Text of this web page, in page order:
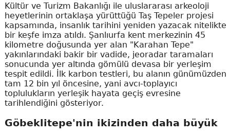
Kültür ve Turizm Bakanlığı ile uluslararası arkeoloji
heyetlerinin ortaklaşa yürüttüğü Taş Tepeler projesi
kapsamında, insanlık tarihini yeniden yazacak nitelikte
bir keşfe imza atıldı. Şanlıurfa kent merkezinin 45
kilometre doğusunda yer alan "Karahan Tepe"
yakınlarındaki bakir bir vadide, jeoradar taramaları
sonucunda yer altında gömülü devasa bir yerleşim
tespit edildi. İlk karbon testleri, bu alanın günümüzden
tam 12 bin yıl öncesine, yani avcı-toplayıcı
toplulukların yerleşik hayata geçiş evresine
tarihlendiğini gösteriyor.
Göbeklitepe'nin ikizinden daha büyük